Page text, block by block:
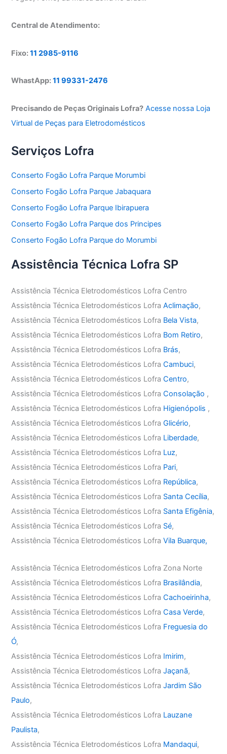
Central de Atendimento:
Fixo:11 2985-9116
WhastApp:11 99331-2476
Precisando de Peças Originais Lofra? Acesse nossa Loja
Virtual de Peças para Eletrodomésticos
Serviços Lofra
Conserto Fogão Lofra Parque Morumbi
Conserto Fogão Lofra Parque Jabaquara
Conserto Fogão Lofra Parque Ibirapuera
Conserto Fogão Lofra Parque dos Principes
Conserto Fogão Lofra Parque do Morumbi
Assistência Técnica Lofra SP
Assistência Técnica Eletrodomésticos Lofra Centro
Assistência Técnica Eletrodomésticos LofraAclimação,
Assistência Técnica Eletrodomésticos Lofra Bela Vista,
Assistência Técnica Eletrodomésticos Lofra Bom Retiro,
Assistência Técnica Eletrodomésticos Lofra Brás,
Assistência Técnica Eletrodomésticos LofraCambuci,
Assistência Técnica Eletrodomésticos LofraCentro,
Assistência Técnica Eletrodomésticos LofraConsolação ,
Assistência Técnica Eletrodomésticos Lofra Higienópolis ,
Assistência Técnica Eletrodomésticos LofraGlicério,
Assistência Técnica Eletrodomésticos Lofra Liberdade,
Assistência Técnica Eletrodomésticos Lofra Luz,
Assistência Técnica Eletrodomésticos Lofra Pari,
Assistência Técnica Eletrodomésticos Lofra República,
Assistência Técnica Eletrodomésticos Lofra Santa Cecília,
Assistência Técnica Eletrodomésticos Lofra Santa Efigênia,
Assistência Técnica Eletrodomésticos Lofra Sé,
Assistência Técnica Eletrodomésticos LofraVila Buarque,
Assistência Técnica Eletrodomésticos Lofra Zona Norte
Assistência Técnica Eletrodomésticos Lofra Brasilândia,
Assistência Técnica Eletrodomésticos LofraCachoeirinha,
Assistência Técnica Eletrodomésticos LofraCasa Verde,
Assistência Técnica Eletrodomésticos Lofra Freguesia do
Ó,
Assistência Técnica Eletrodomésticos Lofra Imirim,
Assistência Técnica Eletrodomésticos LofraJaçanã,
Assistência Técnica Eletrodomésticos LofraJardim São
Paulo,
Assistência Técnica Eletrodomésticos Lofra Lauzane
Paulista,
Assistência Técnica Eletrodomésticos Lofra Mandaqui,